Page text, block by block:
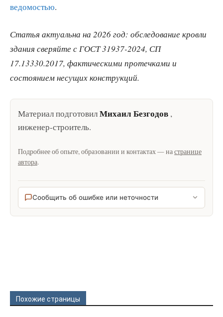
ведомостью.
Статья актуальна на 2026 год: обследование кровли
здания сверяйте с ГОСТ 31937-2024, СП
17.13330.2017, фактическими протечками и
состоянием несущих конструкций.
Материал подготовилМихаил Безгодов ,
инженер-строитель.
Подробнее об опыте, образовании и контактах — настранице
автора.
Сообщить об ошибке или неточности
Похожие страницы